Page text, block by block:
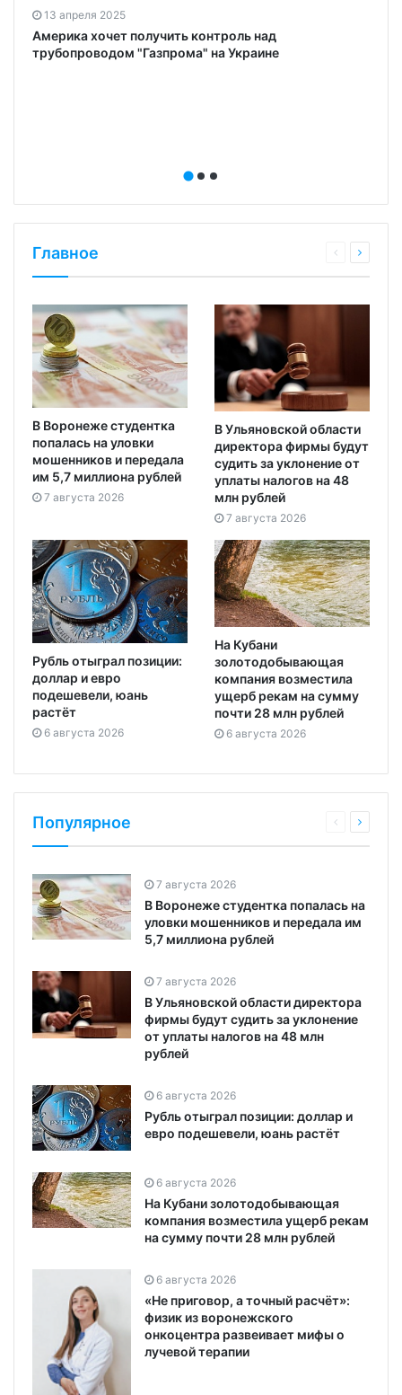
13 апреля 2025
Америка хочет получить контроль над
трубопроводом "Газпрома" на Украине
Главное
В Воронеже студентка
попалась на уловки
мошенников и передала
им 5,7 миллиона рублей
7 августа 2026
В Ульяновской области
директора фирмы будут
судить за уклонение от
уплаты налогов на 48
млн рублей
7 августа 2026
Рубль отыграл позиции:
доллар и евро
подешевели, юань
растёт
6 августа 2026
На Кубани
золотодобывающая
компания возместила
ущерб рекам на сумму
почти 28 млн рублей
6 августа 2026
Популярное
7 августа 2026
В Воронеже студентка попалась на
уловки мошенников и передала им
5,7 миллиона рублей
7 августа 2026
В Ульяновской области директора
фирмы будут судить за уклонение
от уплаты налогов на 48 млн
рублей
6 августа 2026
Рубль отыграл позиции: доллар и
евро подешевели, юань растёт
6 августа 2026
На Кубани золотодобывающая
компания возместила ущерб рекам
на сумму почти 28 млн рублей
6 августа 2026
«Не приговор, а точный расчёт»:
физик из воронежского
онкоцентра развеивает мифы о
лучевой терапии